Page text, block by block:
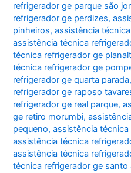
refrigerador ge parque são
refrigerador ge perdizes,
pinheiros,assistência
assistência técnica
técnica refrigerador ge
técnica refrigerador ge
refrigerador ge quarta parada
refrigerador ge raposo
refrigerador ge real parque,
ge retiro morumbi,
pequeno,assistência
assistência técnica
assistência técnica
técnica refrigerador ge santo